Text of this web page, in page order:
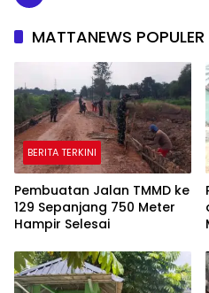
MATTANEWS POPULER
BERITA TERKINI
Pembuatan Jalan TMMD ke
129 Sepanjang 750 Meter
Hampir Selesai